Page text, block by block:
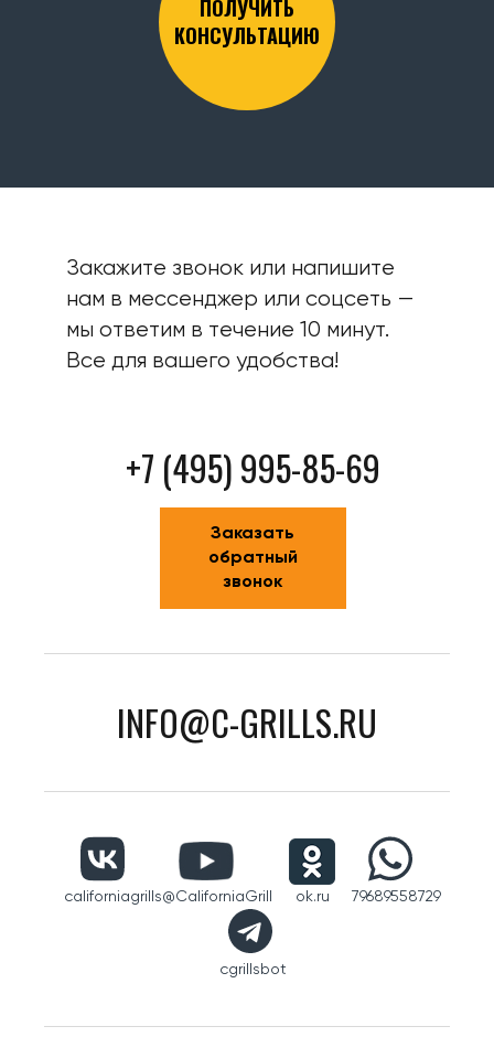
ПОЛУЧИТЬ
КОНСУЛЬТАЦИЮ
Закажите звонок или напишите
нам в мессенджер или соцсеть —
мы ответим в течение 10 минут.
Все для вашего удобства!
+7 (495) 995-85-69
Заказать
обратный
звонок
INFO@C-GRILLS.RU
californiagrills@CaliforniaGrill ok.ru 79689558729
cgrillsbot